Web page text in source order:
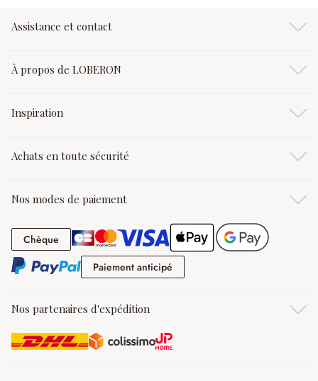
Assistance et contact
À propos de LOBERON
Inspiration
Achats en toute sécurité
Nos modes de paiement
Chèque Chèque
Paiement anticipé
Nos partenaires d'expédition